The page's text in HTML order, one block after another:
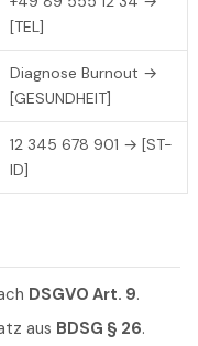
[TEL]
Diagnose Burnout →
[GESUNDHEIT]
12 345 678 901 → [ST-
ID]
DSGVO Art. 9.
aus BDSG § 26.